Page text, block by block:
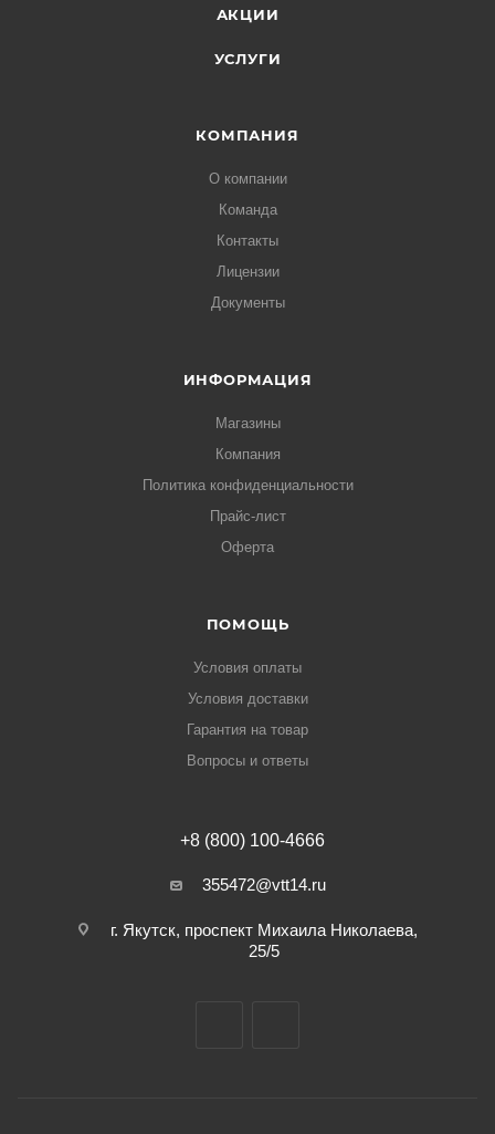
АКЦИИ
УСЛУГИ
КОМПАНИЯ
О компании
Команда
Контакты
Лицензии
Документы
ИНФОРМАЦИЯ
Магазины
Компания
Политика конфиденциальности
Прайс-лист
Оферта
ПОМОЩЬ
Условия оплаты
Условия доставки
Гарантия на товар
Вопросы и ответы
+8 (800) 100-4666
355472@vtt14.ru
г. Якутск, проспект Михаила Николаева,
25/5